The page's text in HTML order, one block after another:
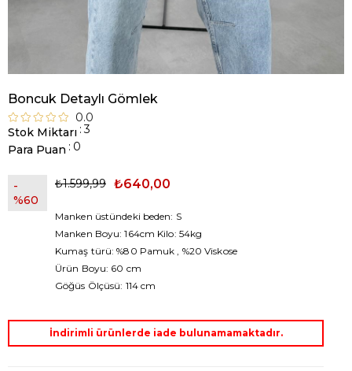
Boncuk Detaylı Gömlek
0.0
Stok Miktarı : 3
Para Puan : 0
60
₺1.599,99 ₺640,00
Manken üstündeki beden: S
Manken Boyu: 164cm Kilo: 54kg
Kumaş türü: %80 Pamuk , %20 Viskose
Ürün Boyu: 60 cm
Göğüs Ölçüsü: 114 cm
İndirimli ürünlerde iade bulunamamaktadır.